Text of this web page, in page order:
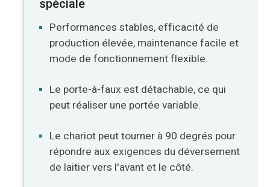
spéciale
Performances stables, efficacité de
production élevée, maintenance facile et
mode de fonctionnement flexible.
Le porte-à-faux est détachable, ce qui
peut réaliser une portée variable.
Le chariot peut tourner à 90 degrés pour
répondre aux exigences du déversement
de laitier vers l'avant et le côté.